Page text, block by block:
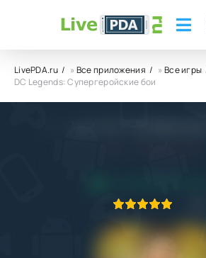
LivePDA.ru »Все приложения »Все игры
DC Legends: Супергеройские бои